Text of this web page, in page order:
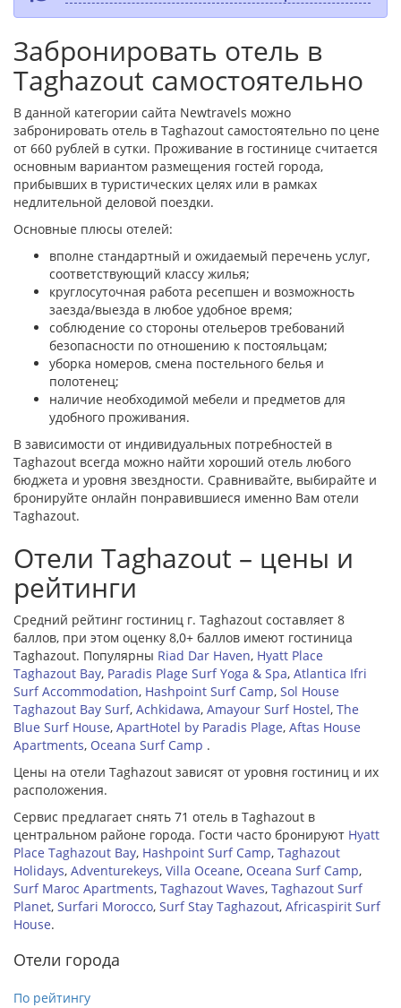
Забронировать отель в
Taghazout самостоятельно
В данной категории сайта Newtravels можно
забронировать отель в Taghazout самостоятельно по цене
от 660 рублей в сутки. Проживание в гостинице считается
основным вариантом размещения гостей города,
прибывших в туристических целях или в рамках
недлительной деловой поездки.
Основные плюсы отелей:
вполне стандартный и ожидаемый перечень услуг,
соответствующий классу жилья;
круглосуточная работа ресепшен и возможность
заезда/выезда в любое удобное время;
соблюдение со стороны отельеров требований
безопасности по отношению к постояльцам;
уборка номеров, смена постельного белья и
полотенец;
наличие необходимой мебели и предметов для
удобного проживания.
В зависимости от индивидуальных потребностей в
Taghazout всегда можно найти хороший отель любого
бюджета и уровня звездности. Сравнивайте, выбирайте и
бронируйте онлайн понравившиеся именно Вам отели
Taghazout.
Отели Taghazout – цены и
рейтинги
Средний рейтинг гостиниц г. Taghazout составляет 8
баллов, при этом оценку 8,0+ баллов имеют гостиница
Taghazout. Популярны Riad Dar Haven, Hyatt Place
Taghazout Bay, Paradis Plage Surf Yoga & Spa, Atlantica Ifri
Surf Accommodation, Hashpoint Surf Camp, Sol House
Taghazout Bay Surf, Achkidawa, Amayour Surf Hostel, The
Blue Surf House, ApartHotel by Paradis Plage, Aftas House
Apartments, Oceana Surf Camp .
Цены на отели Taghazout зависят от уровня гостиниц и их
расположения.
Сервис предлагает снять 71 отель в Taghazout в
центральном районе города. Гости часто бронируют Hyatt
Place Taghazout Bay, Hashpoint Surf Camp, Taghazout
Holidays, Adventurekeys, Villa Oceane, Oceana Surf Camp,
Surf Maroc Apartments, Taghazout Waves, Taghazout Surf
Planet, Surfari Morocco, Surf Stay Taghazout, Africaspirit Surf
House.
Отели города
По рейтингу